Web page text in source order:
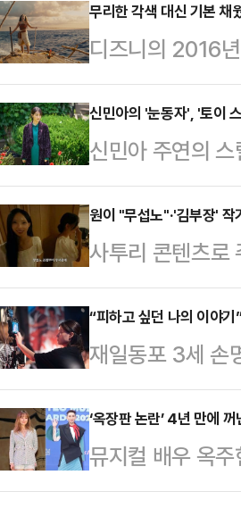
무리한 각색 대신 기본
디즈니의 2016
이번 신작은 디
메시지 주입을
중하며 안정적인
선보인 일부 실
요소를 주입하려
나'는 엉뚱한 변
라딘’이…
신민아의 '눈동자', '토이
신민아 주연의
까이 전 세계 관
5'를 제치고 박스
형 기대작으로
서 극장가의 이
따르면 '눈동자'
다. '토이 스토리
계 흥행 …
원이 "무섭노"·'김부장'
사투리 콘텐츠로
어 아니냐는 지
시청자들의 실망
오 문화 확산에
필요해진 것이다
부탁드립니다’
다.문제가 된 영
미나미 동생의…
“피하고 싶던 나의 이야
재일동포 3세 손
발했다. 자신이
보다 잘 아는 세
음에는 쓰고 싶
담스러웠고, 스
‘옥장판 논란’ 4년 만에
뮤지컬 배우 옥
내면서, 심경과